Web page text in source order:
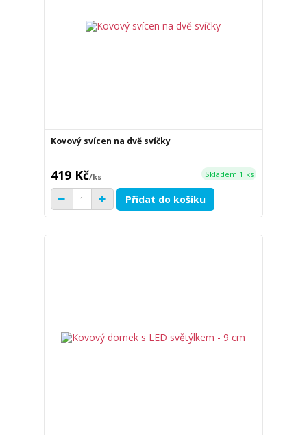
Kovový svícen na dvě svíčky
419 Kč/ks Skladem 1 ks
Přidat do košíku